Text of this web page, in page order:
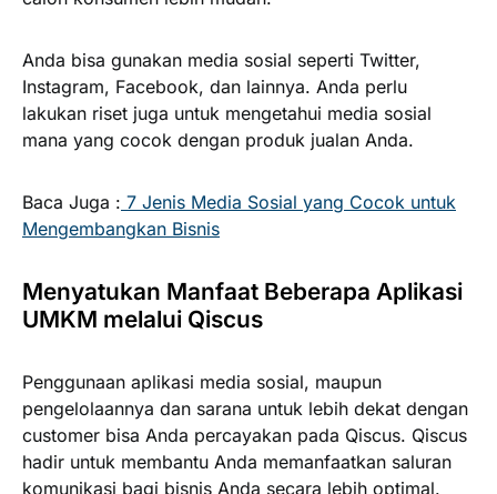
Anda bisa gunakan media sosial seperti Twitter,
Instagram, Facebook, dan lainnya. Anda perlu
lakukan riset juga untuk mengetahui media sosial
mana yang cocok dengan produk jualan Anda.
Baca Juga : 7 Jenis Media Sosial yang Cocok untuk
Mengembangkan Bisnis
Menyatukan Manfaat Beberapa Aplikasi
UMKM melalui Qiscus
Penggunaan aplikasi media sosial, maupun
pengelolaannya dan sarana untuk lebih dekat dengan
customer bisa Anda percayakan pada Qiscus. Qiscus
hadir untuk membantu Anda memanfaatkan saluran
komunikasi bagi bisnis Anda secara lebih optimal.